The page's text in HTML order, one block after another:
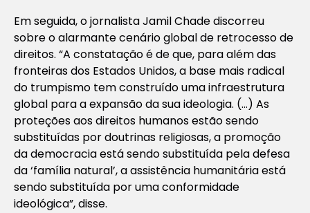
Em seguida, o jornalista Jamil Chade discorreu
sobre o alarmante cenário global de retrocesso de
direitos. “A constatação é de que, para além das
fronteiras dos Estados Unidos, a base mais radical
do trumpismo tem construído uma infraestrutura
global para a expansão da sua ideologia. (…) As
proteções aos direitos humanos estão sendo
substituídas por doutrinas religiosas, a promoção
da democracia está sendo substituída pela defesa
da ‘família natural’, a assistência humanitária está
sendo substituída por uma conformidade
ideológica”, disse.